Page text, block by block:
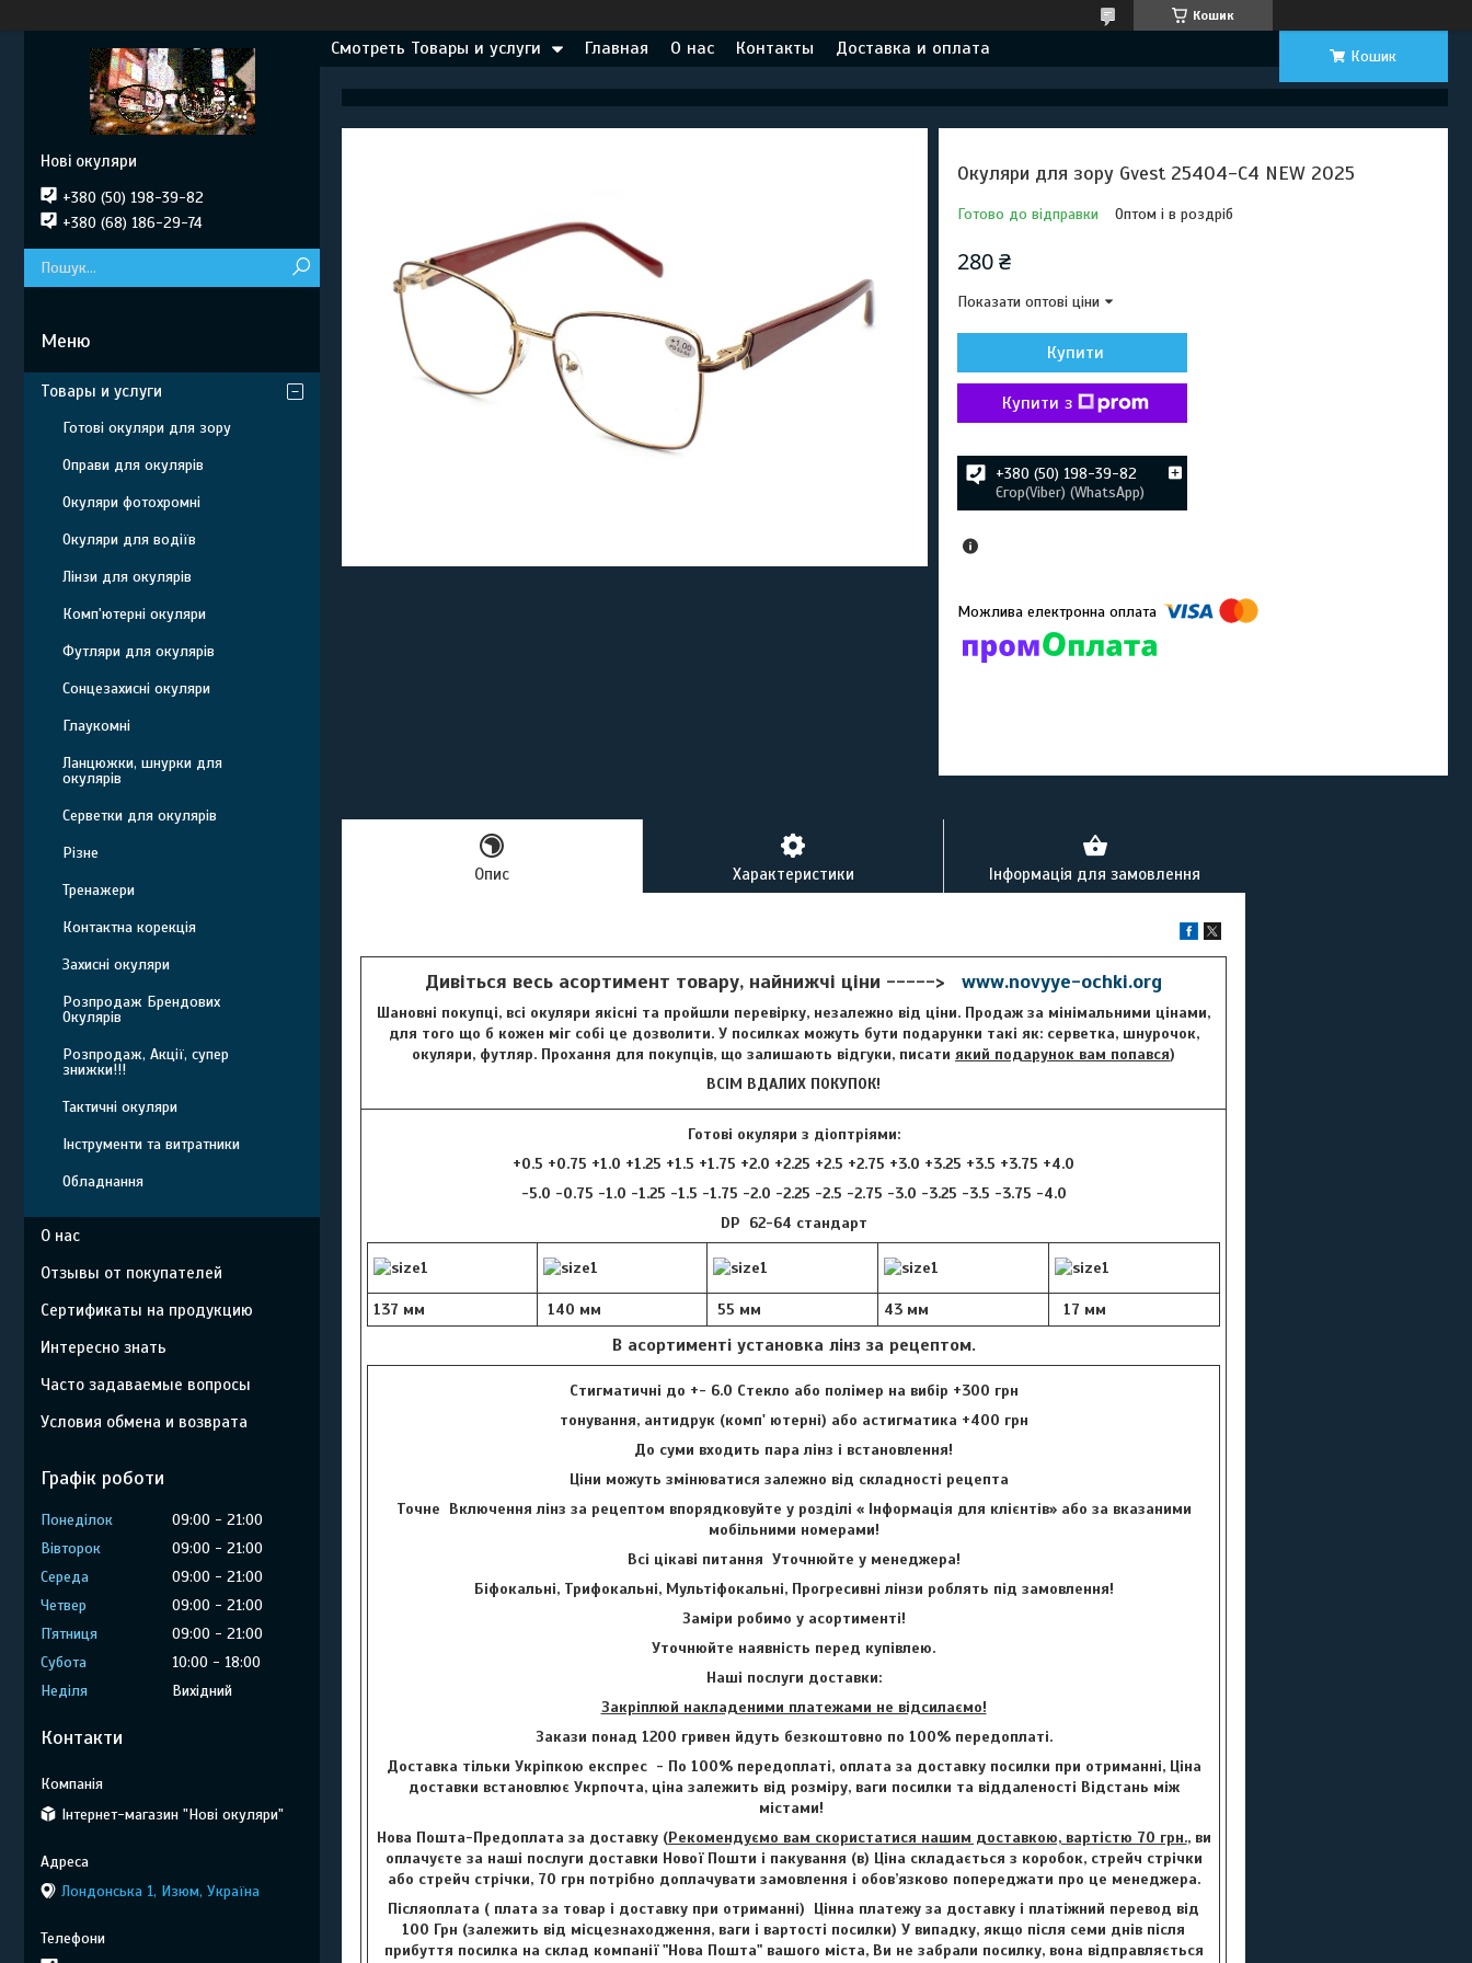
Кошик
Смотреть Товары и услуги Главная О нас Контакты Доставка и оплата Кошик
Окуляри для зору Gvest 25404-C4 NEW 2025
Готово до відправки Оптом і в роздріб
280 ₴
Показати оптові ціни
Купити
Купити з
+380 (50) 198-39-82
Єгор(Viber) (WhatsApp)
Опис Характеристики Інформація для замовлення
Дивіться весь асортимент товару, найнижчі ціни -----> www.novyye-ochki.org
Шановні покупці, всі окуляри якісні та пройшли перевірку, незалежно від ціни. Продаж за мінімальними цінами,
для того що б кожен міг собі це дозволити. У посилках можуть бути подарунки такі як: серветка, шнурочок,
окуляри, футляр. Прохання для покупців, що залишають відгуки, писати який подарунок вам попався)
ВСІМ ВДАЛИХ ПОКУПОК!
Готові окуляри з діоптріями:
+0.5 +0.75 +1.0 +1.25 +1.5 +1.75 +2.0 +2.25 +2.5 +2.75 +3.0 +3.25 +3.5 +3.75 +4.0
-5.0 -0.75 -1.0 -1.25 -1.5 -1.75 -2.0 -2.25 -2.5 -2.75 -3.0 -3.25 -3.5 -3.75 -4.0
DP 62-64 стандарт
137 мм 140 мм 55 мм 43 мм 17 мм
В асортименті установка лінз за рецептом.
Стигматичні до +- 6.0 Стекло або полімер на вибір +300 грн
тонування, антидрук (комп' ютерні) або астигматика +400 грн
До суми входить пара лінз і встановлення!
Ціни можуть змінюватися залежно від складності рецепта
Точне Включення лінз за рецептом впорядковуйте у розділі « Інформація для клієнтів» або за вказаними
мобільними номерами!
Всі цікаві питання Уточнюйте у менеджера!
Біфокальні, Трифокальні, Мультіфокальні, Прогресивні лінзи роблять під замовлення!
Заміри робимо у асортименті!
Уточнюйте наявність перед купівлею.
Наші послуги доставки:
Закріплюй накладеними платежами не відсилаємо!
Закази понад 1200 гривен йдуть безкоштовно по 100% передоплаті.
Доставка тільки Укріпкою експрес - По 100% передоплаті, оплата за доставку посилки при отриманні, Ціна
доставки встановлює Укрпочта, ціна залежить від розміру, ваги посилки та віддаленості Відстань між
містами!
Нова Пошта-Предоплата за доставку (Рекомендуємо вам скористатися нашим доставкою, вартістю 70 грн., ви
оплачуєте за наші послуги доставки Нової Пошти і пакування (в) Ціна складається з коробок, стрейч стрічки
або стрейч стрічки, 70 грн потрібно доплачувати замовлення і обов’язково попереджати про це менеджера.
Післяоплата ( плата за товар і доставку при отриманні) Цінна платежу за доставку і платіжний перевод від
100 Грн (залежить від місцезнаходження, ваги і вартості посилки) У випадку, якщо після семи днів після
прибуття посилка на склад компанії "Нова Пошта" вашого міста, Ви не забрали посилку, вона відправляється
Нові окуляри
+380 (50) 198-39-82
+380 (68) 186-29-74
Товары и услуги
Готові окуляри для зору
Оправи для окулярів
Окуляри фотохромні
Окуляри для водіїв
Лінзи для окулярів
Комп'ютерні окуляри
Футляри для окулярів
Сонцезахисні окуляри
Глаукомні
Ланцюжки, шнурки для
окулярів
Серветки для окулярів
Різне
Тренажери
Контактна корекція
Захисні окуляри
Розпродаж Брендових
Окулярів
Розпродаж, Акції, супер
знижки!!!
Тактичні окуляри
Інструменти та витратники
Обладнання
О нас
Отзывы от покупателей
Сертификаты на продукцию
Интересно знать
Часто задаваемые вопросы
Условия обмена и возврата
Графік роботи
Понеділок 09:00
21:00
Вівторок
09:00
21:00
Середа
09:00
21:00
Четвер
09:00
21:00
Пʼятниця
09:00
21:00
Субота
10:00
18:00
Неділя
Вихідний
Контакти
Інтернет-магазин "Нові окуляри"
Лондонська 1, Изюм, Україна